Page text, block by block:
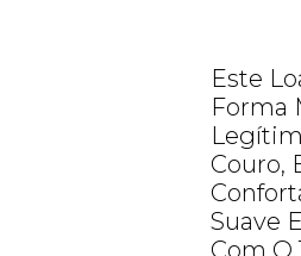
Este
Forma
Couro,
Suave
Com O